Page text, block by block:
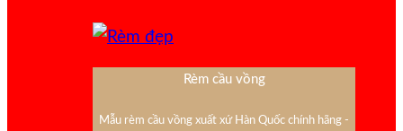
Rèm cầu vồng
Mẫu rèm cầu vồng xuất xứ Hàn Quốc chính hãng -